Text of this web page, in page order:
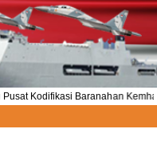
Kodifikasi Baranahan Kemhan